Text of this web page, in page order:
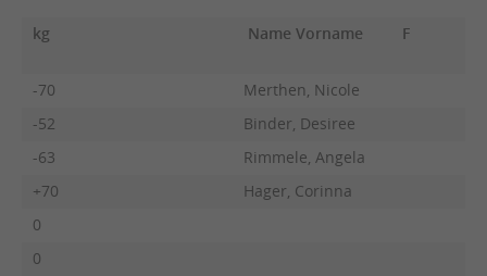
kg Name Vorname F
-70
Merthen, Nicole
-52
Binder, Desiree
-63
Rimmele, Angela
+70
Hager, Corinna
0
0